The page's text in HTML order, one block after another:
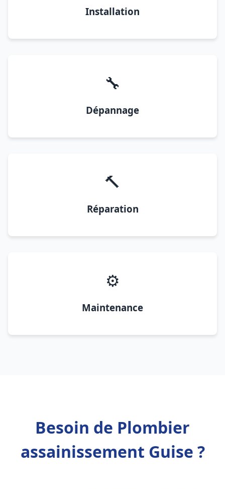
Installation
🔧
Dépannage
🔨
Réparation
⚙️
Maintenance
Besoin de Plombier
assainissement Guise ?